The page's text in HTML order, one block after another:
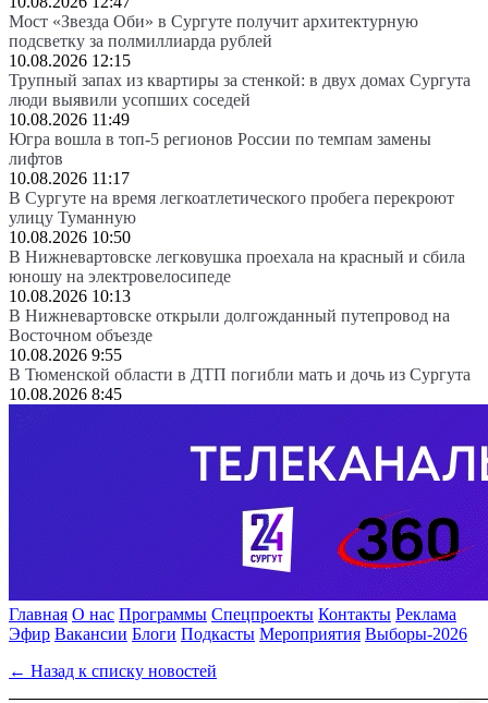
Мост «Звезда Оби» в Сургуте получит архитектурную
подсветку за полмиллиарда рублей
10.08.2026 12:15
Трупный запах из квартиры за стенкой: в двух домах Сургута
люди выявили усопших соседей
10.08.2026 11:49
Югра вошла в топ-5 регионов России по темпам замены
лифтов
10.08.2026 11:17
В Сургуте на время легкоатлетического пробега перекроют
улицу Туманную
10.08.2026 10:50
В Нижневартовске легковушка проехала на красный и сбила
юношу на электровелосипеде
10.08.2026 10:13
В Нижневартовске открыли долгожданный путепровод на
Восточном объезде
10.08.2026 9:55
В Тюменской области в ДТП погибли мать и дочь из Сургута
10.08.2026 8:45
Главная О нас Программы Спецпроекты Контакты Реклама
Эфир Вакансии Блоги Подкасты Мероприятия Выборы-2026
← Назад к списку новостей